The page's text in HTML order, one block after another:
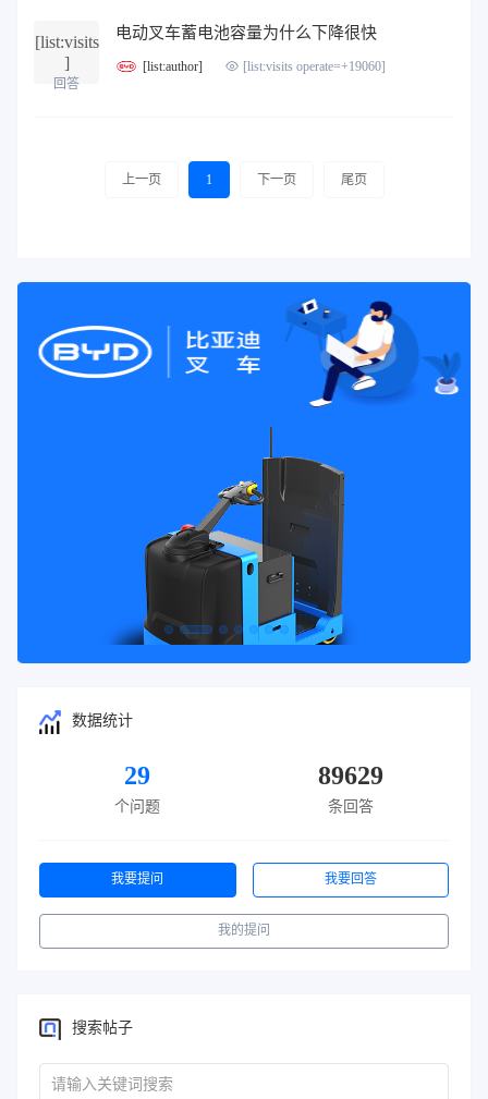
[list:visits
]
回答
电动叉车蓄电池容量为什么下降很快
[list:author] [list:visits operate=+19060]
上一页 1 下一页 尾页
数据统计
29
个问题
89629
条回答
我要提问 我要回答
我的提问
搜索帖子